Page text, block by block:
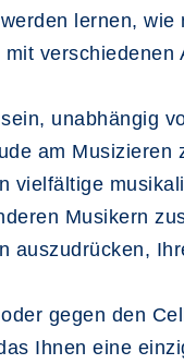
lernen,
unabhängig
am Musizieren
Musikern
gegen den
Ihnen eine